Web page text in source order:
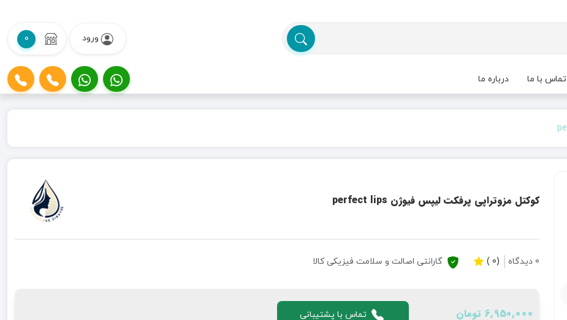
ورود 0
تماس با ما درباره ما
کوکتل مزوتراپی پرفکت لیپس فیوژن perfect lips
0 دیدگاه (0 ) گارانتی اصالت و سلامت فیزیکی کالا
6,950,000 تومان تماس با پشتیبانی